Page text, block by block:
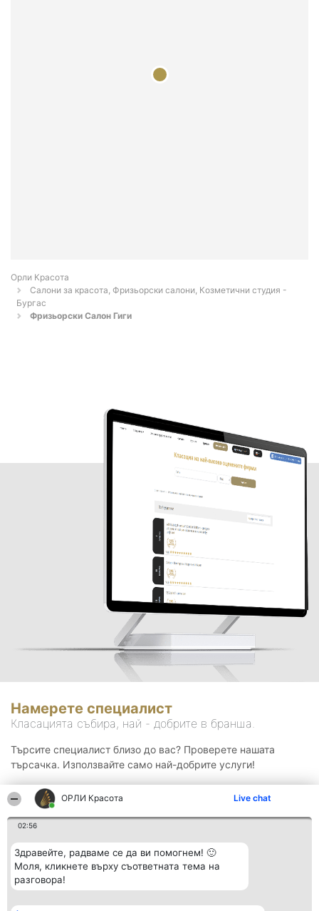
ОРЛИ Красота Live chat
02:56
Здравейте, радваме се да ви помогнем! 🙂
Моля, кликнете върху съответната тема на
разговора!
Орли Красота
Салони за красота, Фризьорски салони, Козметични студия -
Бургас
Фризьорски Салон Гиги
Намерете специалист
Класацията събира, най - добрите в бранша.
Търсите специалист близо до вас? Проверете нашата
търсачка. Използвайте само най-добрите услуги!